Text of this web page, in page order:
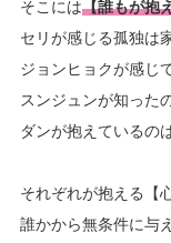
そこには【誰もが抱
セリが感じる孤独は
ジョンヒョクが感じ
スンジュンが知った
ダンが抱えているの
それぞれが抱える【
誰かから無条件に与